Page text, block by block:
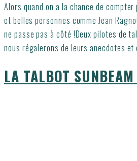
Alors quand on a la chance de
et belles personnes comme Jean
ne passe pas à côté !Deux pilotes de
nous régalerons de leurs anecdotes et
LA TALBOT